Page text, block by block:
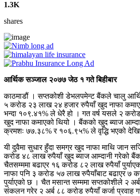
1.3K
shares
आर्थिक सञ्जाल २०७७ जेठ १ गते बिहीबार
काठमाडौं । सप्तकोशी डेभलपमेन्ट बैंकले चालु
५ करोड २३ लाख २४ हजार रुपैयाँ खुद नाफा
भन्दा १०९.४१% ले धेरै हो । गत वर्ष यसले २
खुद नाफा कमाएको थियो । बैंकको खुद ब्याज
क्रमशः ७७.३८% र १०६.९५% ले वृद्धि भएको
यी दुवैमा सुधार हुँदा समग्र खुद नाफा माथि जान
करोड ४८ लाख रुपैयाँ खुद ब्याज आम्दानी गरेको
चैतसम्ममा बढाएर १६ करोड ८२ लाख रुपैयाँ
नाफा पनि ३ करोड ५७ लाख रुपैयाँबाट बढाएर ७
पुर्याएको छ । चैत मसान्त सम्ममा सप्तकोशीले २
संकलन गरेर २ अर्ब ८८ करोड रुपैयाँ कर्जा प्रवाह